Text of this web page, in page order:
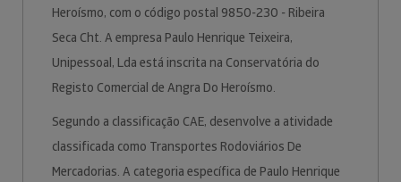
Heroísmo, com o código postal 9850-230 - Ribeira
Seca Cht. A empresa Paulo Henrique Teixeira,
Unipessoal, Lda está inscrita na Conservatória do
Registo Comercial de Angra Do Heroísmo.
Segundo a classificação CAE, desenvolve a atividade
classificada como Transportes Rodoviários De
Mercadorias. A categoria específica de Paulo Henrique